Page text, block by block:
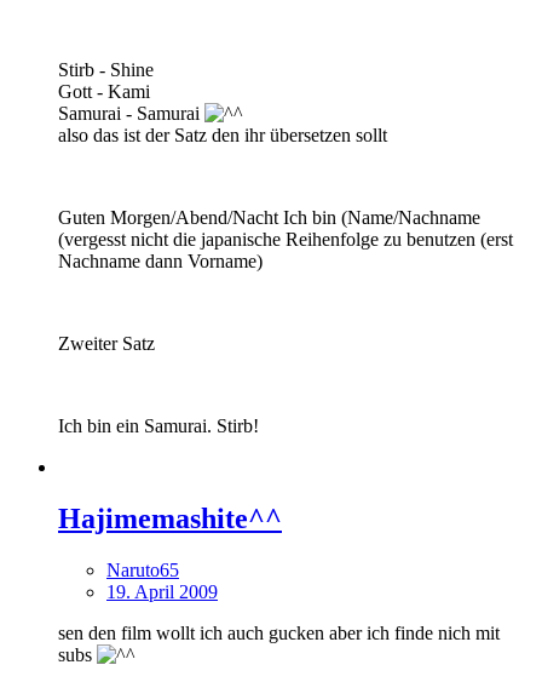
Stirb - Shine
Gott - Kami
Samurai - Samurai
also das ist der Satz den ihr übersetzen sollt
Guten Morgen/Abend/Nacht Ich bin (Name/Nachname
(vergesst nicht die japanische Reihenfolge zu benutzen (erst
Nachname dann Vorname)
Zweiter Satz
Ich bin ein Samurai. Stirb!
Hajimemashite^^
Naruto65
19. April 2009
sen den film wollt ich auch gucken aber ich finde nich mit
subs